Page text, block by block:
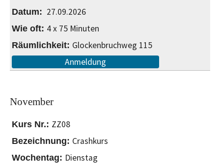
27.09.2026
4 x 75 Minuten
Glockenbruchweg 115
Anmeldung
November
ZZ08
Crashkurs
Dienstag